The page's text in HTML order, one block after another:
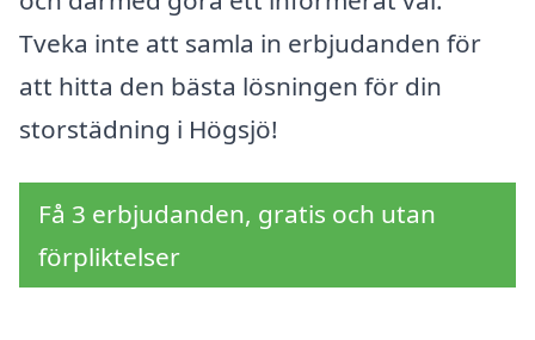
Tveka inte att samla in erbjudanden för
att hitta den bästa lösningen för din
storstädning i Högsjö!
Få 3 erbjudanden, gratis och utan
förpliktelser